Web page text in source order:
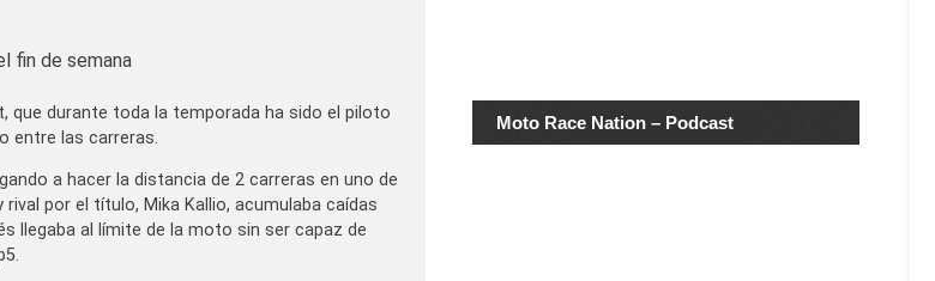
fin de semana
que durante toda la temporada ha sido el piloto
entre las carreras.
a hacer la distancia de 2 carreras en uno de
por el título, Mika Kallio, acumulaba caídas
llegaba al límite de la moto sin ser capaz de
Moto Race Nation – Podcast